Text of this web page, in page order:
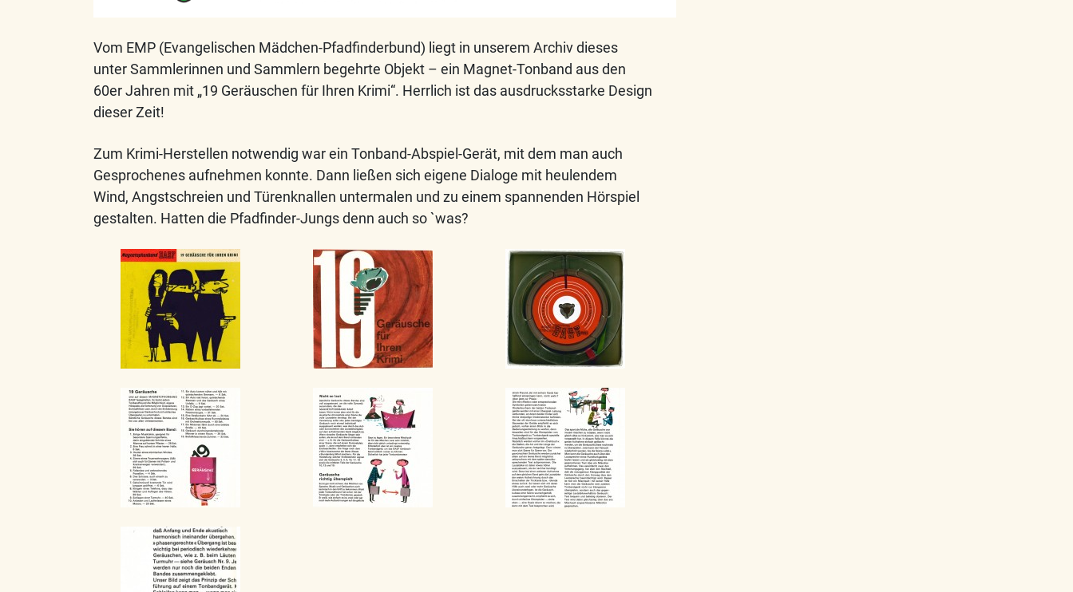
Vom EMP (Evangelischen Mädchen-Pfadfinderbund) liegt in unserem Archiv dieses
unter Sammlerinnen und Sammlern begehrte Objekt – ein Magnet-Tonband aus den
60er Jahren mit „19 Geräuschen für Ihren Krimi“. Herrlich ist das ausdrucksstarke Design
dieser Zeit!
Zum Krimi-Herstellen notwendig war ein Tonband-Abspiel-Gerät, mit dem man auch
Gesprochenes aufnehmen konnte. Dann ließen sich eigene Dialoge mit heulendem
Wind, Angstschreien und Türenknallen untermalen und zu einem spannenden Hörspiel
gestalten. Hatten die Pfadfinder-Jungs denn auch so `was?